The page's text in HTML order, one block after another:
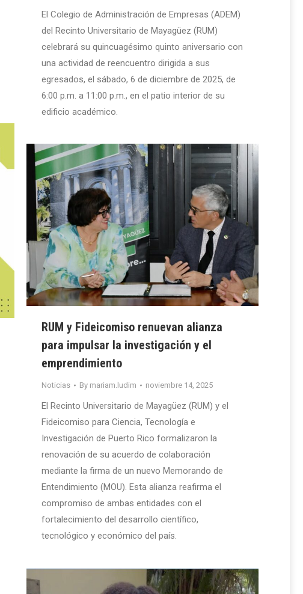
El Colegio de Administración de Empresas (ADEM)
del Recinto Universitario de Mayagüez (RUM)
celebrará su quincuagésimo quinto aniversario con
una actividad de reencuentro dirigida a sus
egresados, el sábado, 6 de diciembre de 2025, de
6:00 p.m. a 11:00 p.m., en el patio interior de su
edificio académico.
RUM y Fideicomiso renuevan alianza
para impulsar la investigación y el
emprendimiento
Noticias By mariam.ludim noviembre 14, 2025
El Recinto Universitario de Mayagüez (RUM) y el
Fideicomiso para Ciencia, Tecnología e
Investigación de Puerto Rico formalizaron la
renovación de su acuerdo de colaboración
mediante la firma de un nuevo Memorando de
Entendimiento (MOU). Esta alianza reafirma el
compromiso de ambas entidades con el
fortalecimiento del desarrollo científico,
tecnológico y económico del país.